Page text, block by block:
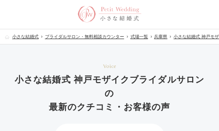
小さな結婚式 ブライダルサロン・無料相談カウンター 式場一覧 兵庫県 小さな結婚式 神戸モ
Voice
小さな結婚式 神戸モザイクブライダルサロン
の
最新のクチコミ・お客様の声